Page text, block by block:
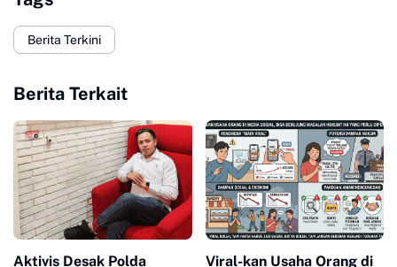
Berita Terkini
Berita Terkait
Aktivis Desak Polda
Viral-kan Usaha Orang di